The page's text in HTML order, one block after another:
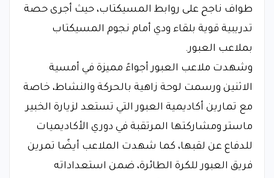
طواف ناجح على روابط المسيكتاب، حيث أجرى حصة
تدريبية قوية بلقاء ودي أمام نجوم المسيكتاب
بملاعب العبور.
وشهدت ملاعب العبور أجواءً مميزة في أمسية
الاثنين ورسمت لوحة زاهية بالحركة والنشاط، خاصة
مع تمارين أكاديمية العبور التي تستعد لزيارة الخبير
ماستر ومشاركتها المرتقبة في دوري الأكاديميات
للدفاع عن لقبها، كما شهدت الملاعب أيضًا تمرين
فريق العبور للكرة الطائرة، ضمن استعداداته